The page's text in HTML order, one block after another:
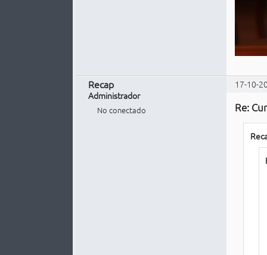
Recap
17-10-
Administrador
No conectado Re: